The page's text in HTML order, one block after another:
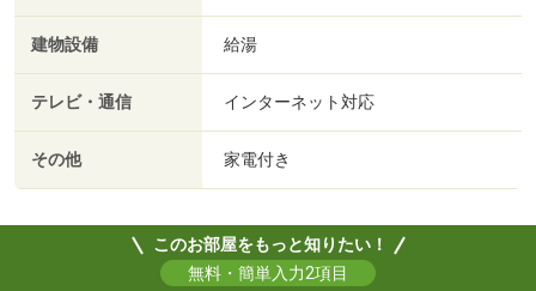
建物設備 給湯
テレビ・通信 インターネット対応
その他 家電付き
このお部屋をもっと知りたい！
無料・簡単入力2項目